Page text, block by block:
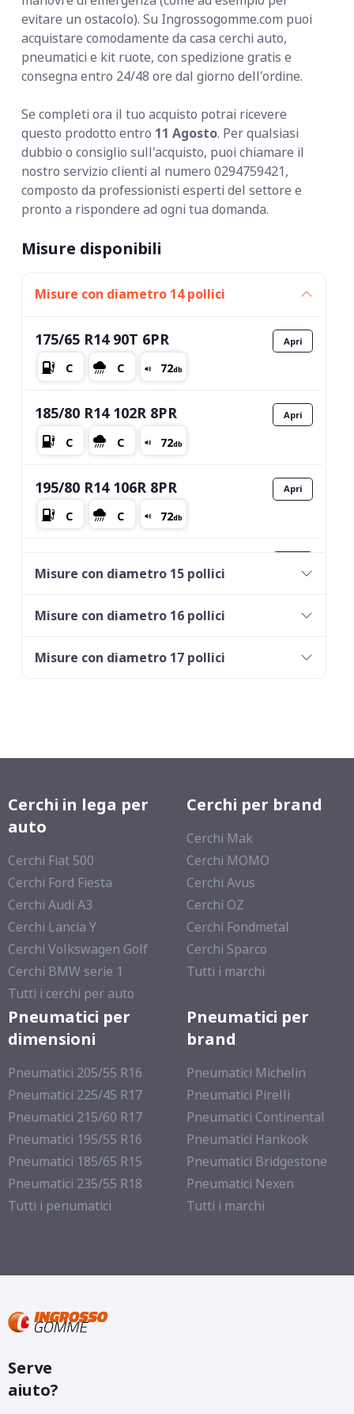
evitare un ostacolo). Su Ingrossogomme.com puoi
acquistare comodamente da casa cerchi auto,
pneumatici e kit ruote, con spedizione gratis e
consegna entro 24/48 ore dal giorno dell'ordine.
Se completi ora il tuo acquisto potrai ricevere
questo prodotto entro 11 Agosto. Per qualsiasi
dubbio o consiglio sull'acquisto, puoi chiamare il
nostro servizio clienti al numero 0294759421,
composto da professionisti esperti del settore e
pronto a rispondere ad ogni tua domanda.
Misure disponibili
Misure con diametro 14 pollici
175/65 R14 90T 6PR
185/80 R14 102R 8PR
195/80 R14 106R 8PR
Misure con diametro 15 pollici
Misure con diametro 16 pollici
Misure con diametro 17 pollici
Cerchi in lega per
auto
Cerchi Fiat 500
Cerchi Ford Fiesta
Cerchi Audi A3
Cerchi Lancia Y
Cerchi Volkswagen Golf
Cerchi BMW serie 1
Tutti i cerchi per auto
Cerchi per brand
Cerchi Mak
Cerchi MOMO
Cerchi Avus
Cerchi OZ
Cerchi Fondmetal
Cerchi Sparco
Tutti i marchi
Pneumatici per
dimensioni
Pneumatici 205/55 R16
Pneumatici 225/45 R17
Pneumatici 215/60 R17
Pneumatici 195/55 R16
Pneumatici 185/65 R15
Pneumatici 235/55 R18
Tutti i penumatici
Pneumatici per
brand
Pneumatici Michelin
Pneumatici Pirelli
Pneumatici Continental
Pneumatici Hankook
Pneumatici Bridgestone
Pneumatici Nexen
Tutti i marchi
Serve
aiuto?